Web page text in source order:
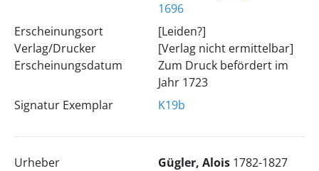
1696
Erscheinungsort
Verlag/Drucker
Erscheinungsdatum
[Leiden?]
[Verlag nicht ermittelbar]
Zum Druck befördert im
Jahr 1723
Signatur Exemplar
K19b
Urheber Gügler, Alois 1782-1827